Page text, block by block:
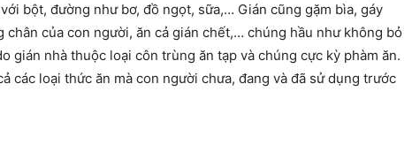
bột, đường như bơ, đồ ngọt, sữa,… Gián cũng gặm bìa, gáy
chân của con người, ăn cả gián chết,… chúng hầu như không bỏ
gián nhà thuộc loại côn trùng ăn tạp và chúng cực kỳ phàm ăn.
các loại thức ăn mà con người chưa, đang và đã sử dụng trước